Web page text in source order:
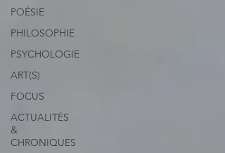
POÉSIE
PHILOSOPHIE
PSYCHOLOGIE
ART(S)
FOCUS
ACTUALITÉS
&
CHRONIQUES